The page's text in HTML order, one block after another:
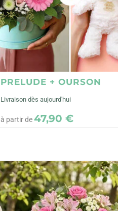
PRELUDE + OURSON
Livraison dès aujourd'hui
à partir de47,90 €